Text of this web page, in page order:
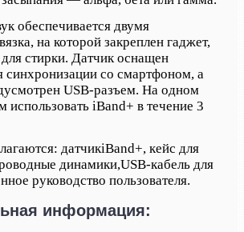
обеспечивается двумя
на которой закреплен гаджет,
для стирки. Датчик оснащен
синхронизации со смартфоном, а
USB-разъем. На одном
iBand+ в течение 3
датчикiBand+, кейс для
динамики,USB-кабель для
руководство пользователя.
информация: